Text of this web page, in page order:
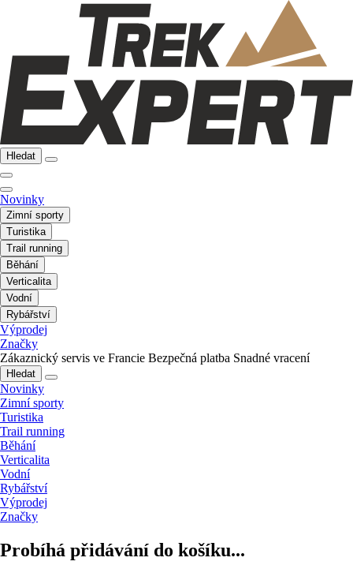
Hledat
Novinky
Zimní sporty
Turistika
Trail running
Běhání
Verticalita
Vodní
Rybářství
Výprodej
Značky
Zákaznický servis ve Francie Bezpečná platba Snadné vracení
Hledat
Novinky
Zimní sporty
Turistika
Trail running
Běhání
Verticalita
Vodní
Rybářství
Výprodej
Značky
Probíhá přidávání do košíku...